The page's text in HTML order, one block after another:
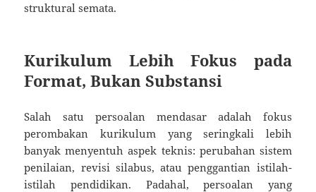
struktural semata.
Kurikulum Lebih Fokus pada
Format, Bukan Substansi
Salah satu persoalan mendasar adalah fokus
perombakan kurikulum yang seringkali lebih
banyak menyentuh aspek teknis: perubahan sistem
penilaian, revisi silabus, atau penggantian istilah-
istilah pendidikan. Padahal, persoalan yang